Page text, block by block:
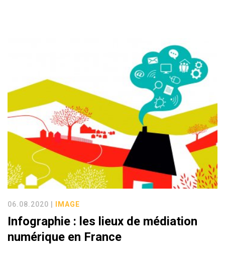
06.08.2020 | IMAGE
Infographie : les lieux de médiation
numérique en France